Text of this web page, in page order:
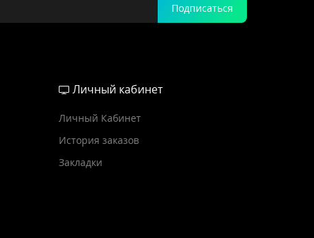
Подписаться
Личный кабинет
Личный Кабинет
История заказов
Закладки